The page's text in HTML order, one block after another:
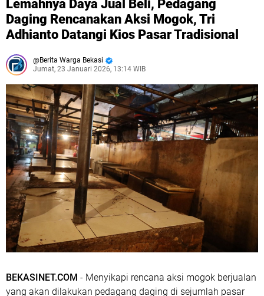
Lemahnya Daya Jual Beli, Pedagang
Daging Rencanakan Aksi Mogok, Tri
Adhianto Datangi Kios Pasar Tradisional
Berita Warga Bekasi
Jumat, 23 Januari 2026, 13:14 WIB
BEKASINET.COM - Menyikapi rencana aksi mogok berjualan
yang akan dilakukan pedagang daging di sejumlah pasar